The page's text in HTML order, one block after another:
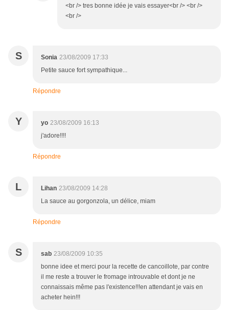
<br /> tres bonne idée je vais essayer<br /> <br />
<br />
S Sonia 23/08/2009 17:33
Petite sauce fort sympathique...
Répondre
Y yo 23/08/2009 16:13
j'adore!!!!
Répondre
L Lihan 23/08/2009 14:28
La sauce au gorgonzola, un délice, miam
Répondre
S sab 23/08/2009 10:35
bonne idee et merci pour la recette de cancoillote, par contre
il me reste a trouver le fromage introuvable et dont je ne
connaissais même pas l'existence!!!en attendant je vais en
acheter hein!!!